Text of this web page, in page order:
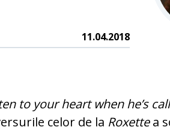
11.04.2018
to your heart when he’s
celor de la Roxettea